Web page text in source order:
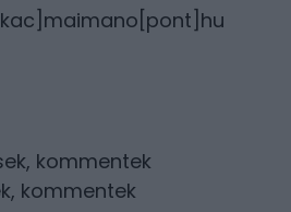
, kommentek
, kommentek